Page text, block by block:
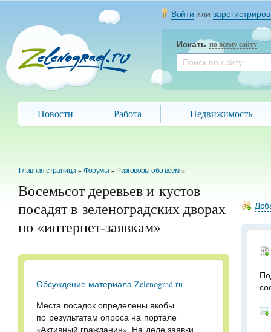
Войти или
Искать по всему сайту
Новости Работа Недвижимость
Главная страница »Форумы» Разговоры обо всём »
Восемьсот деревьев и кустов
посадят в зеленоградских дворах
по «интернет-заявкам»
Обсуждение материала Zelenograd.ru
Места посадок определены якобы
по результатам опроса на портале
«Активный гражданин». На деле заявки